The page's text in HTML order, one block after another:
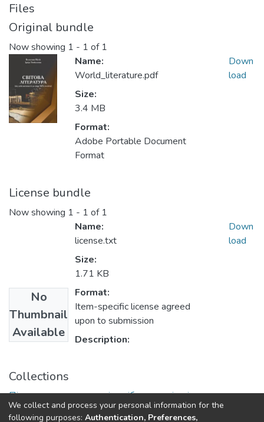
Files
Original bundle
Now showing 1 - 1 of 1
Name:
World_literature.pdf
Size:
3.4 MB
Format:
Adobe Portable Document
Format
Down
load
License bundle
Now showing 1 - 1 of 1
No
Thumbnail
Available
Name:
license.txt
Size:
1.71 KB
Format:
Item-specific license agreed
upon to submission
Description:
Down
load
Collections
Підручники, навчальні посібники та інші науково- та
навчально-методичні праці ФФ
We collect and process your personal information for the
following purposes: Authentication, Preferences,